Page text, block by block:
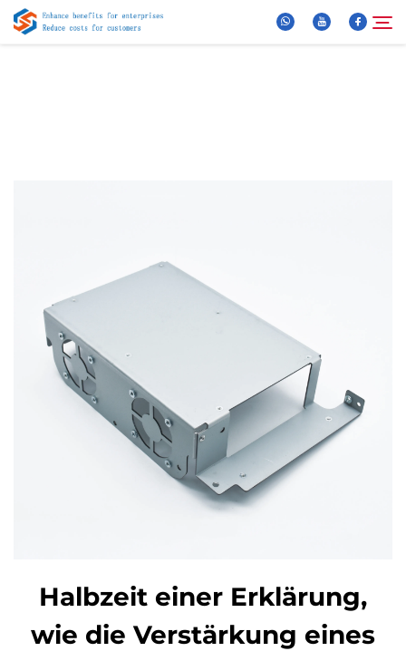
Video
Kontaktieren Sie uns
Halbzeit einer Erklärung,
wie die Verstärkung eines